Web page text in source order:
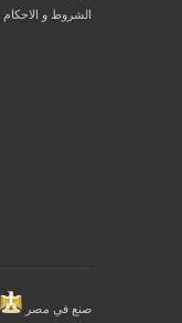
الشروط و الاحكام
صنع في مصر